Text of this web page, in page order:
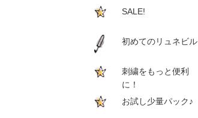
SALE!
初めてのリュネビル
刺繍をもっと便利
に！
お試し少量パック♪